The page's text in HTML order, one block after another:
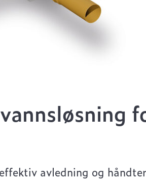
avledning og